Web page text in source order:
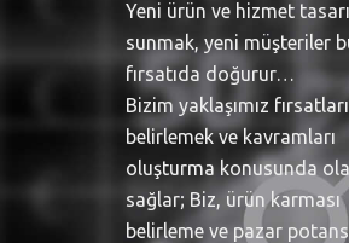
Yeni ürün ve hizmet
sunmak, yeni müşteriler
fırsatıda doğurur…
Bizim yaklaşımız fırsatları
belirlemek ve kavramları
oluşturma konusunda
sağlar; Biz, ürün karması
belirleme ve pazar